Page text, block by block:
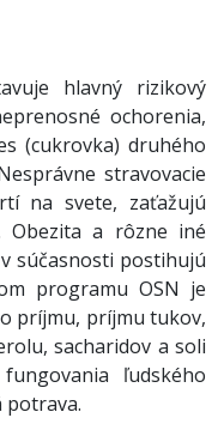
hlavný rizikový
ochorenia,
(cukrovka) druhého
stravovacie
na svete, zaťažujú
Obezita a rôzne iné
súčasnosti postihujú
programu OSN je
príjmu, príjmu tukov,
sacharidov a soli
ľudského
potrava.